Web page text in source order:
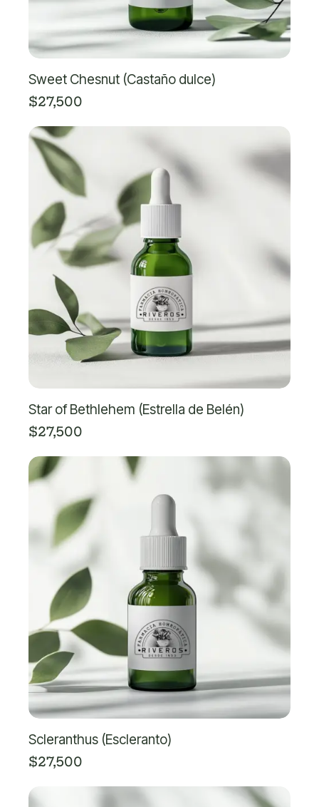
Sweet Chesnut (Castaño dulce)
$27,500
Star of Bethlehem (Estrella de Belén)
$27,500
Scleranthus (Escleranto)
$27,500